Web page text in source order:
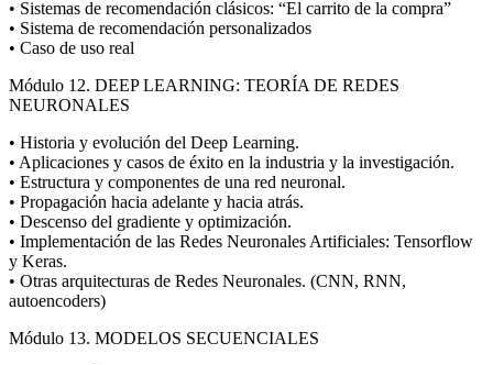
• Sistemas de recomendación clásicos: “El carrito de la compra”
• Sistema de recomendación personalizados
• Caso de uso real
Módulo 12. DEEP LEARNING: TEORÍA DE REDES
NEURONALES
• Historia y evolución del Deep Learning.
• Aplicaciones y casos de éxito en la industria y la investigación.
• Estructura y componentes de una red neuronal.
• Propagación hacia adelante y hacia atrás.
• Descenso del gradiente y optimización.
• Implementación de las Redes Neuronales Artificiales: Tensorflow
y Keras.
• Otras arquitecturas de Redes Neuronales. (CNN, RNN,
autoencoders)
Módulo 13. MODELOS SECUENCIALES